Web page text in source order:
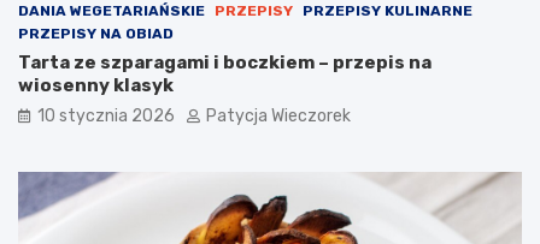
DANIA WEGETARIAŃSKIE PRZEPISY
PRZEPISY KULINARNE
PRZEPISY NA OBIAD
Tarta ze szparagami i boczkiem – przepis na
wiosenny klasyk
10 stycznia 2026 Patycja Wieczorek